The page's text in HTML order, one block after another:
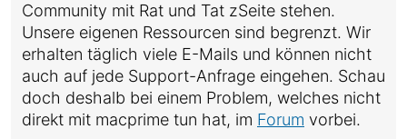
Community mit Rat und Tat zSeite stehen.
Unsere eigenen Ressourcen sind begrenzt. Wir
erhalten täglich viele E-Mails und können nicht
auch auf jede Support-Anfrage eingehen. Schau
doch deshalb bei einem Problem, welches nicht
direkt mit macprime tun hat, im Forum vorbei.